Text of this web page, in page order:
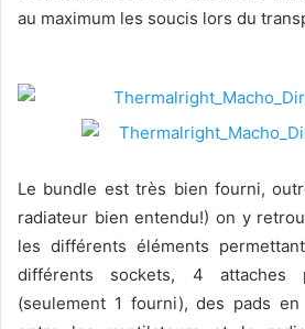
au maximum les soucis lors du
Le bundle est très bien fourni,
radiateur bien entendu!) on y
les différents éléments
différents sockets, 4 attaches
(seulement 1 fourni), des pads